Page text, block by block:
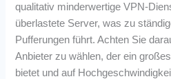
qualitativ minderwertige VPN-
überlastete Server, was zu
Pufferungen führt. Achten Sie
Anbieter zu wählen, der ein
bietet und auf